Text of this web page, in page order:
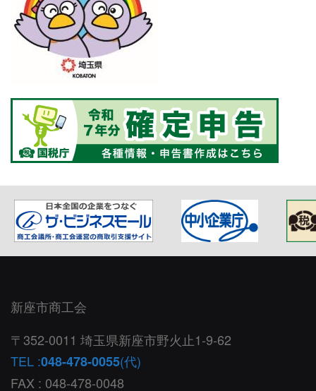
新座市商工会
〒352-0011 埼玉県新座市野火止1-9-62
TEL :048-478-0055(代)
FAX : 048-478-0048